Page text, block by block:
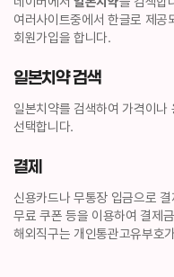
여러사이트중에서 한글로 제공
회원가입을 합니다.
일본치약 검색
일본치약를 검색하여 가격이나
선택합니다.
결제
신용카드나 무통장 입금으로
무료 쿠폰 등을 이용하여 결제
해외직구는 개인통관고유부호